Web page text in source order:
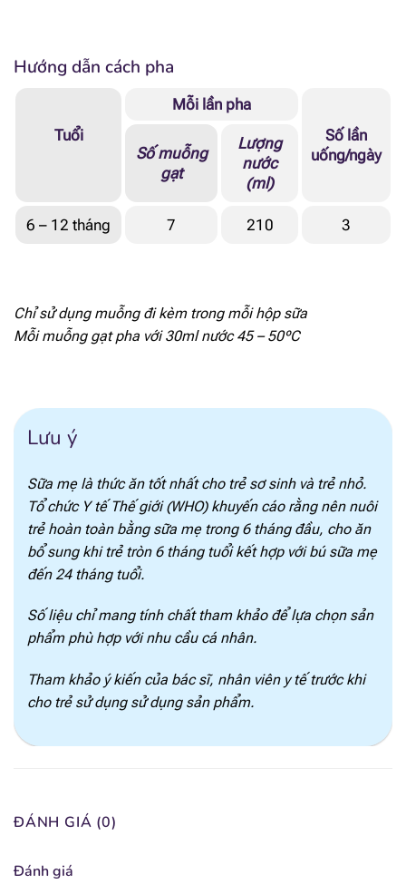
[popup_anything
[popup_anything
1.86 mg α-TE
[popup_anything
id="1921"]
[popup_anything
id="1923"]
[popup_anything
id="1924"]
0.46 mg
[popup_anything
id="1925"]
0.43 mg
[popup_anything
id="1926"]
52.4 mcg
[popup_anything
id="1929"]
1.86 mcg
[popup_anything
id="1927"]
13.1 mcg
id="1967"]
Hướng dẫn cách pha
Tuổi
Mỗi lần pha
Số lần
uống/ngày
Số muỗng
gạt
Lượng
nước
(ml)
6 – 12 tháng 7 210 3
Chỉ sử dụng muỗng đi kèm trong mỗi hộp sữa
Mỗi muỗng gạt pha với 30ml nước 45 – 50ºC
Lưu ý
Sữa mẹ là thức ăn tốt nhất cho trẻ sơ sinh và trẻ nhỏ.
Tổ chức Y tế Thế giới (WHO) khuyến cáo rằng nên nuôi
trẻ hoàn toàn bằng sữa mẹ trong 6 tháng đầu, cho ăn
bổ sung khi trẻ tròn 6 tháng tuổi kết hợp với bú sữa mẹ
đến 24 tháng tuổi.
Số liệu chỉ mang tính chất tham khảo để lựa chọn sản
phẩm phù hợp với nhu cầu cá nhân.
Tham khảo ý kiến của bác sĩ, nhân viên y tế trước khi
cho trẻ sử dụng sử dụng sản phẩm.
ĐÁNH GIÁ (0)
Đánh giá